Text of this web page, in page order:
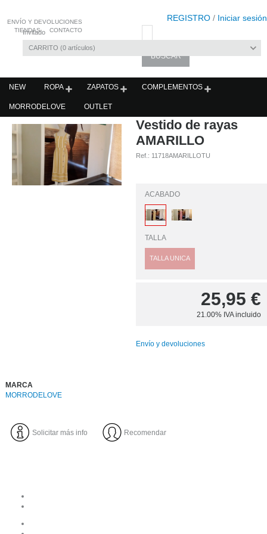
REGISTRO / Iniciar sesión
Invitado
CARRITO 0 artículos
ENVÍO Y DEVOLUCIONES
TIENDAS
CONTACTO
NEW ROPA ZAPATOS COMPLEMENTOS
MORRODELOVE OUTLET
Vestido de rayas
AMARILLO
Ref.: 11718AMARILLOTU
ACABADO
TALLA
TALLA UNICA
25,95 €
21.00% IVA incluido
Envío y devoluciones
MARCA
MORRODELOVE
Solicitar más info Recomendar